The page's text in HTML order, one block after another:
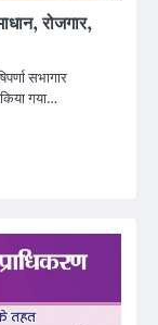
रोजगार,
सभागार
गया…